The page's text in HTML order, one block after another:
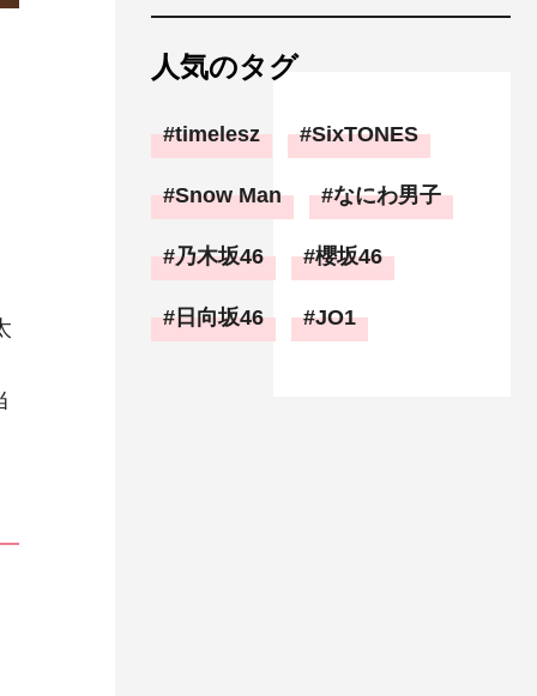
人気のタグ
timelesz SixTONES
Snow Man なにわ男子
乃木坂46 櫻坂46
日向坂46 JO1